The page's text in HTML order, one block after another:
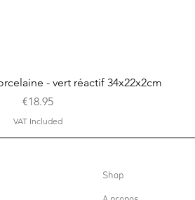
Quick View- vert réactif 34x22x2cm
Price
€18.95
VAT Included
Shop